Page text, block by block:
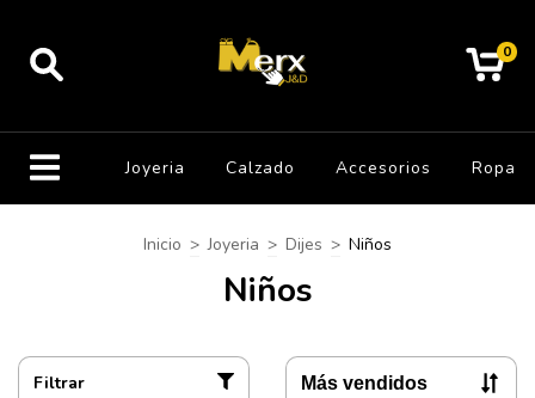
0
Joyeria Calzado Accesorios Ropa
Inicio > Joyeria > Dijes > Niños
Niños
Filtrar